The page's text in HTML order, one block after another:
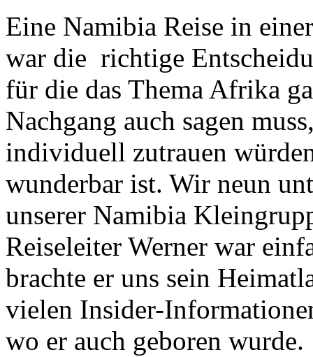
Eine Namibia Reise in
war die richtige
für die das Thema Afrika
Nachgang auch sagen
individuell zutrauen
wunderbar ist. Wir neun
unserer Namibia
Reiseleiter Werner war
brachte er uns sein
vielen Insider-
wo er auch geboren wurde.